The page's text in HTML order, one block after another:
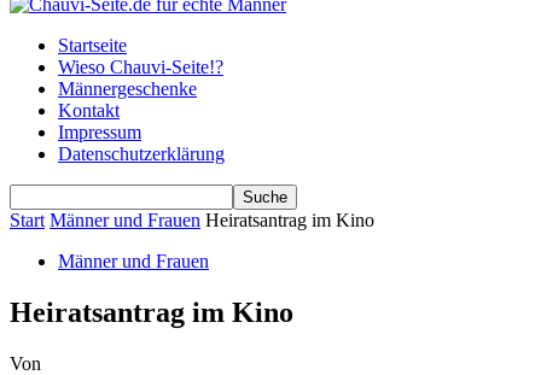
Startseite
Wieso Chauvi-Seite!?
Männergeschenke
Kontakt
Impressum
Datenschutzerklärung
Start Männer und Frauen Heiratsantrag im Kino
Männer und Frauen
Heiratsantrag im Kino
Von